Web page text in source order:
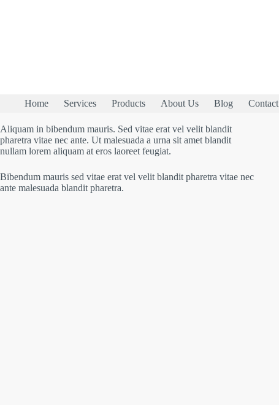
Home Services Products About Us Blog Contact
Aliquam in bibendum mauris. Sed vitae erat vel velit blandit
pharetra vitae nec ante. Ut malesuada a urna sit amet blandit
nullam lorem aliquam at eros laoreet feugiat.
Bibendum mauris sed vitae erat vel velit blandit pharetra vitae nec
ante malesuada blandit pharetra.